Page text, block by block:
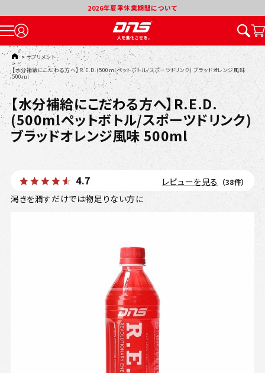
2026年夏季休業期間について
TOP
>サプリメント
>
【水分補給にこだわる方へ】R.E.D.(500mlペットボトル/スポーツドリンク) ブラッドオレンジ風味
500ml
【水分補給にこだわる方へ】R.E.D.
(500mlペットボトル/スポーツドリンク)
ブラッドオレンジ風味 500ml
4.7 レビューを見る （38件）
渇きを潤すだけでは物足りない方に